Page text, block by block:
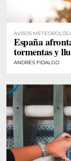
AVISOS
España
tormentas y
ANDRÉS FIDALGO